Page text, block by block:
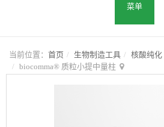
菜单
当前位置： 首页 生物制造工具 核酸纯化
biocomma® 质粒小提中量柱